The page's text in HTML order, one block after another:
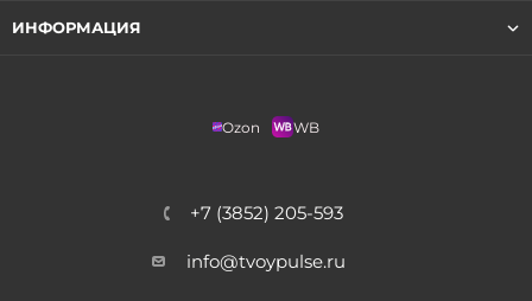
ИНФОРМАЦИЯ
Ozon WB
+7 (3852) 205-593
info@tvoypulse.ru